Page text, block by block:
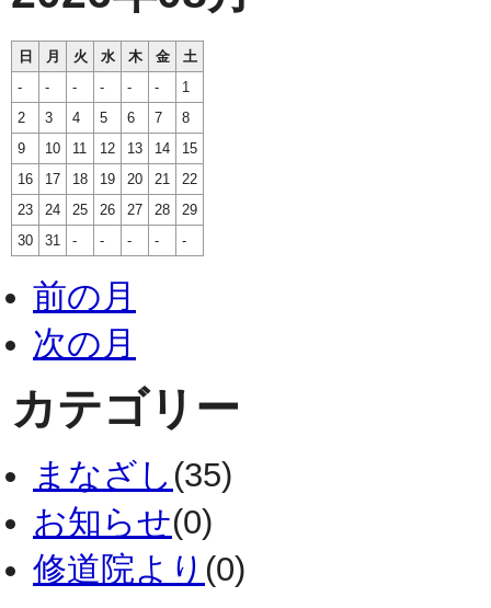
日 月 火 水 木 金
土
-
- - - - -
1
2
3 4 5 6 7
8
9
10 11 12 13 14
15
16
17 18 19 20 21
22
23
24 25 26 27 28
29
30
31 - - - - -
前の月
次の月
カテゴリー
まなざし (35)
お知らせ(0)
修道院より (0)